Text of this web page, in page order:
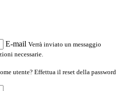
E-mail Verrà inviato un messaggio
necessarie.
utente? Effettua il reset della password